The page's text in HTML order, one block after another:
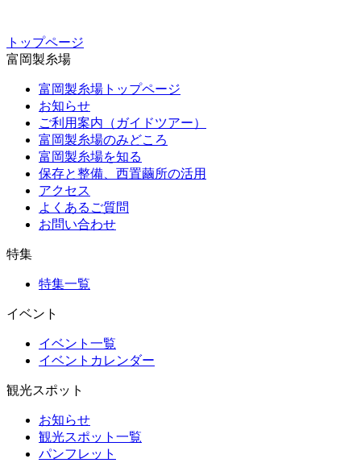
トップページ
富岡製糸場
富岡製糸場トップページ
お知らせ
ご利用案内（ガイドツアー）
富岡製糸場のみどころ
富岡製糸場を知る
保存と整備、西置繭所の活用
アクセス
よくあるご質問
お問い合わせ
特集
特集一覧
イベント
イベント一覧
イベントカレンダー
観光スポット
お知らせ
観光スポット一覧
パンフレット